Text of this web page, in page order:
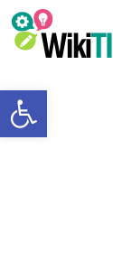
Abrir